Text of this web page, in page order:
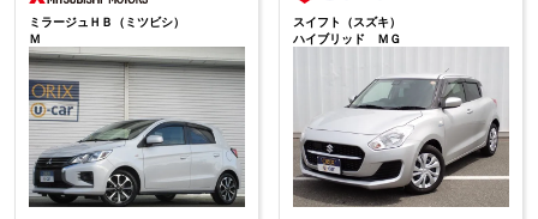
ミラージュＨＢ（ミツビシ）
Ｍ
スイフト（スズキ）
ハイブリッド ＭＧ